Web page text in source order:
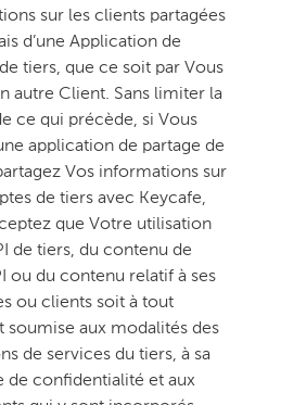
sur les clients partagées
d’une Application de
tiers, que ce soit par Vous
autre Client. Sans limiter la
ce qui précède, si Vous
application de partage de
Vos informations sur
de tiers avec Keycafe,
que Votre utilisation
de tiers, du contenu de
ou du contenu relatif à ses
ou clients soit à tout
soumise aux modalités des
de services du tiers, à sa
de confidentialité et aux